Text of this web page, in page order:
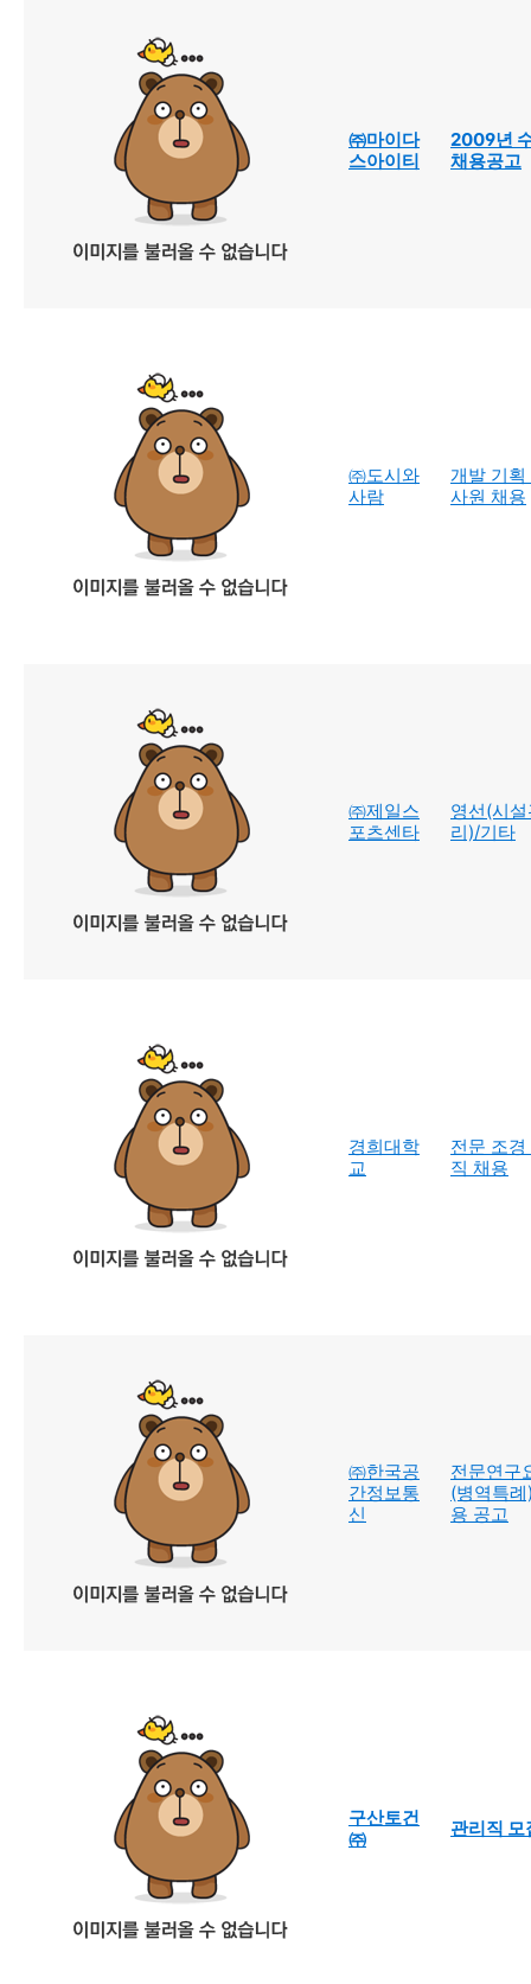
㈜마이다
스아이티
2009년
채용공고
㈜도시와
사람
개발 기획
사원 채용
㈜제일스
포츠센타
영선(시
리)/기타
경희대학
교
전문 조경
직 채용
㈜한국공
간정보통
신
전문연구
(병역특
용 공고
구산토건
㈜
관리직 모